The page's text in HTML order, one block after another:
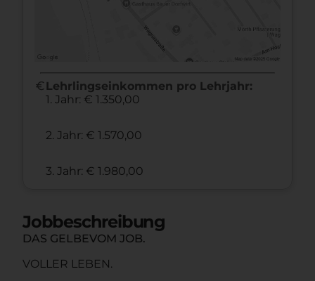
euro Lehrlingseinkommen pro Lehrjahr:
1. Jahr: € 1.350,00
2. Jahr: € 1.570,00
3. Jahr: € 1.980,00
Jobbeschreibung
DAS GELBEVOM JOB.
VOLLER LEBEN.